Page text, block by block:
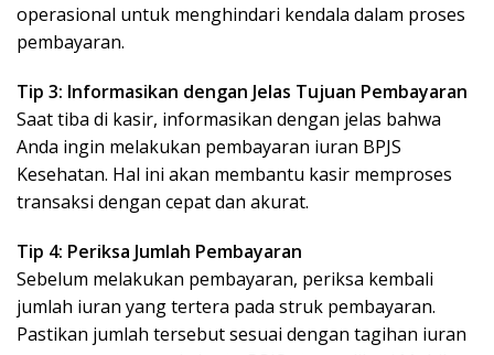
operasional untuk menghindari kendala dalam proses
pembayaran.
Tip 3: Informasikan dengan Jelas Tujuan Pembayaran
Saat tiba di kasir, informasikan dengan jelas bahwa
Anda ingin melakukan pembayaran iuran BPJS
Kesehatan. Hal ini akan membantu kasir memproses
transaksi dengan cepat dan akurat.
Tip 4: Periksa Jumlah Pembayaran
Sebelum melakukan pembayaran, periksa kembali
jumlah iuran yang tertera pada struk pembayaran.
Pastikan jumlah tersebut sesuai dengan tagihan iuran